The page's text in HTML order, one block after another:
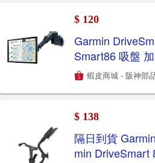
$ 120
Garmin
Smart86 吸盤
蝦皮商城 - 阪神部
$ 138
隔日到貨
min DriveSmart